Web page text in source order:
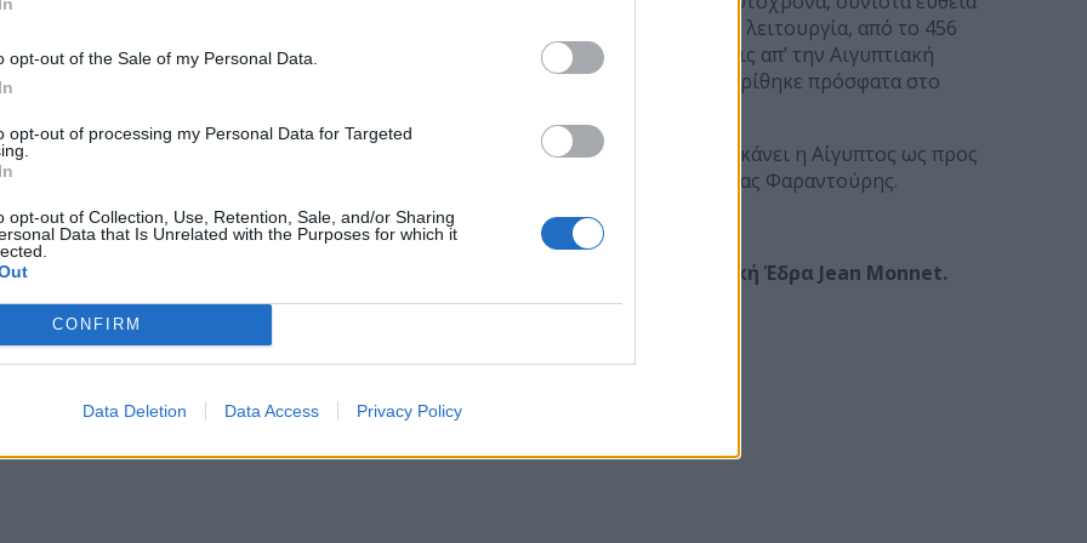
opt-out of the Sale of my Personal Data.
opt-out of processing my Personal Data for Targeted
opt-out of Collection, Use, Retention, Sale, and/or Sharing
Data that Is Unrelated with the Purposes for which it
CONFIRM
Data Deletion Data Access Privacy Policy
της ανθρωπότητας. Πρόκειται για το παλαιότερο μοναστήρι σε αδιάλειπτη λειτουργία, από το 456
την ιδιότητά μου ως μέλους της Επιτροπής Προϋπολογισμών ζητώ εξηγήσεις απ’ την Αιγυπτιακή
ζήτημα αναθεώρησης του πακέτου 4 δις ευρώ προς την Αίγυπτο, που εγκρίθηκε πρόσφατα στο
η απόφαση δεν ακυρωθεί.
για την εκταμίευση των δόσεων θα εξετάζεται η πρόοδος που έχει κάνει η Αίγυπτος ως προς
και της εγγύησης των ανθρωπίνων δικαιωμάτων», καταλήγει ο Νικόλας Φαραντούρης.
Καθηγητής Ευρωπαϊκού Δικαίου Πανεπιστημίου Πειραιώς, Ευρωπαϊκή Έδρα Jean Monnet.
tv
Παρασκευή 30/05/2025